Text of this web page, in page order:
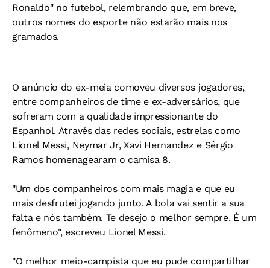
Ronaldo" no futebol, relembrando que, em breve,
outros nomes do esporte não estarão mais nos
gramados.
O anúncio do ex-meia comoveu diversos jogadores,
entre companheiros de time e ex-adversários, que
sofreram com a qualidade impressionante do
Espanhol. Através das redes sociais, estrelas como
Lionel Messi, Neymar Jr, Xavi Hernandez e Sérgio
Ramos homenagearam o camisa 8.
"Um dos companheiros com mais magia e que eu
mais desfrutei jogando junto. A bola vai sentir a sua
falta e nós também. Te desejo o melhor sempre. É um
fenômeno", escreveu Lionel Messi.
"O melhor meio-campista que eu pude compartilhar